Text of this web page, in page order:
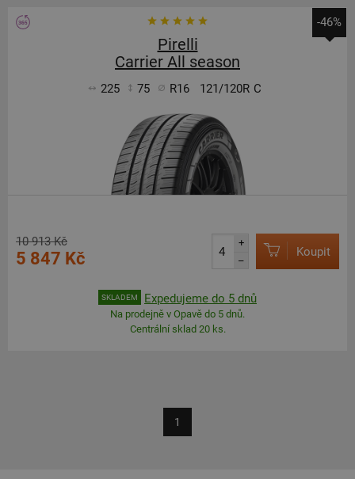
-46%
Pirelli
Carrier All season
225 75 R16 121/120R C
10 913 Kč
5 847 Kč
+
–
Koupit
SKLADEM Expedujeme do 5 dnů
Na prodejně v Opavě do 5 dnů.
Centrální sklad 20 ks.
1